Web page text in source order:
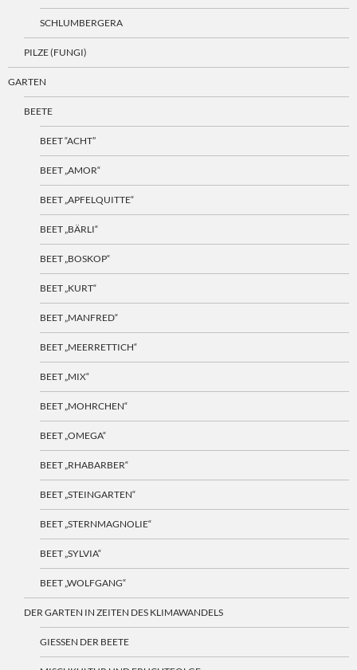
SCHLUMBERGERA
PILZE (FUNGI)
GARTEN
BEETE
BEET “ACHT”
BEET „AMOR“
BEET „APFELQUITTE“
BEET „BÄRLI“
BEET „BOSKOP“
BEET „KURT“
BEET „MANFRED“
BEET „MEERRETTICH“
BEET „MIX“
BEET „MOHRCHEN“
BEET „OMEGA“
BEET „RHABARBER“
BEET „STEINGARTEN“
BEET „STERNMAGNOLIE“
BEET „SYLVIA“
BEET „WOLFGANG“
DER GARTEN IN ZEITEN DES KLIMAWANDELS
GIESSEN DER BEETE